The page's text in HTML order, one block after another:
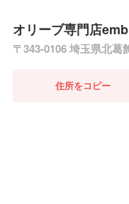
オリーブ専門店
〒343-0106 埼玉県北葛
住所をコピー